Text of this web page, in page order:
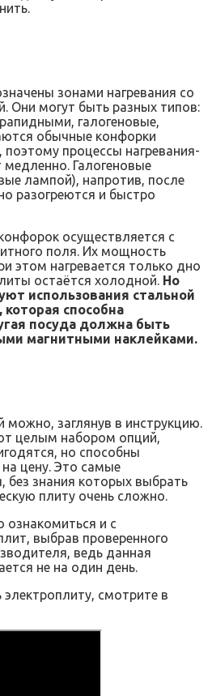
зонами нагревания со
Они могут быть разных типов:
галогеновые,
обычные конфорки
процессы нагревания-
Галогеновые
лампой), напротив, после
разогреются и быстро
осуществляется с
поля. Их мощность
этом нагревается только дно
остаётся холодной. Но
использования стальной
способна
посуда должна быть
магнитными наклейками.
можно, заглянув в инструкцию.
целым набором опций,
но способны
цену. Это самые
без знания которых выбрать
плиту очень сложно.
ознакомиться и с
выбрав проверенного
ведь данная
не на один день.
смотрите в